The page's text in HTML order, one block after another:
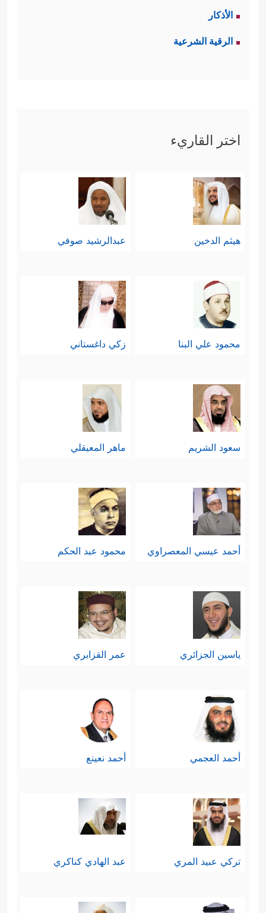
الأذكار
الرقية الشرعية
اختر القاريء
هيثم الدخين عبدالرشيد صوفي
محمود علي البنا زكي داغستاني
سعود الشريم ماهر المعيقلي
أحمد عيسي المعصراوي محمود عبد الحكم
ياسين الجزائري عمر القزابري
أحمد العجمي أحمد نعينع
تركي عبيد المري عبد الهادي كناكري